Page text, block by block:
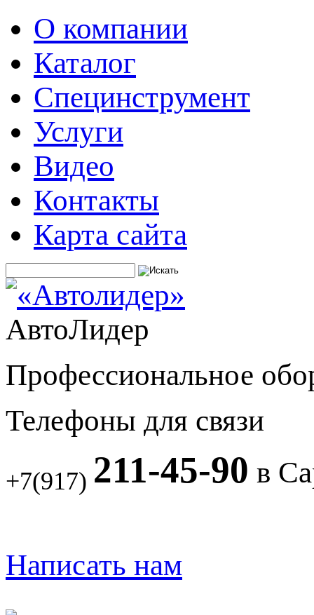
О компании
Каталог
Специнструмент
Услуги
Видео
Контакты
Карта сайта
АвтоЛидер
Профессиональное
Телефоны для связи
+7(917) 211-45-90 в
Написать нам